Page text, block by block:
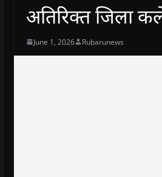
अतिरिक्त जिला
June 1, 2026 Rubarunews